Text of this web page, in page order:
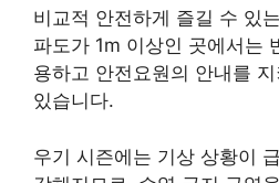
비교적 안전하게 즐길 수 있
파도가 1m 이상인 곳에서는
용하고 안전요원의 안내를
있습니다.
우기 시즌에는 기상 상황이